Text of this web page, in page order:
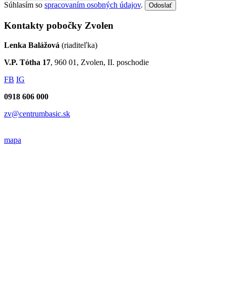
Súhlasím so spracovaním osobných údajov. Odoslať
Kontakty pobočky Zvolen
Lenka Balážová (riaditeľka)
V.P. Tótha 17, 960 01, Zvolen, II. poschodie
FB IG
0918 606 000
zv@centrumbasic.sk
mapa